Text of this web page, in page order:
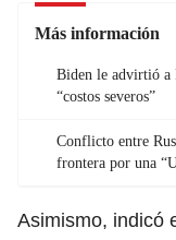
Más información
Biden le advirtió a
“costos severos”
Conflicto entre
frontera por una
Asimismo, indicó